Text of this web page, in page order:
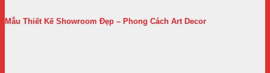
Mẫu Thiết Kế Showroom Đẹp – Phong Cách Art Decor